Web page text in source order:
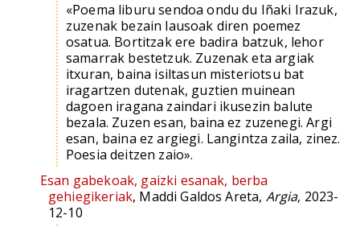
«Poema liburu sendoa ondu du Iñaki Irazuk,
zuzenak bezain lausoak diren poemez
osatua. Bortitzak ere badira batzuk, lehor
samarrak bestetzuk. Zuzenak eta argiak
itxuran, baina isiltasun misteriotsu bat
iragartzen dutenak, guztien muinean
dagoen iragana zaindari ikusezin balute
bezala. Zuzen esan, baina ez zuzenegi. Argi
esan, baina ez argiegi. Langintza zaila, zinez.
Poesia deitzen zaio».
Esan gabekoak, gaizki esanak, berba
gehiegikeriak, Maddi Galdos Areta, Argia, 2023-
12-10